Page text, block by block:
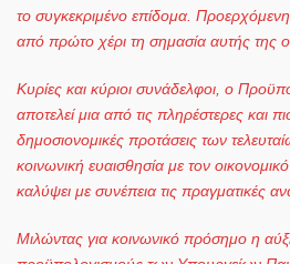
το συγκεκριμένο επίδομα.
από πρώτο χέρι τη σημασία αυτής της
Κυρίες και κύριοι συνάδελφοι, ο
αποτελεί μια από τις πληρέστερες και
δημοσιονομικές προτάσεις των
κοινωνική ευαισθησία με τον
καλύψει με συνέπεια τις πραγματικές
Μιλώντας για κοινωνικό πρόσημο η